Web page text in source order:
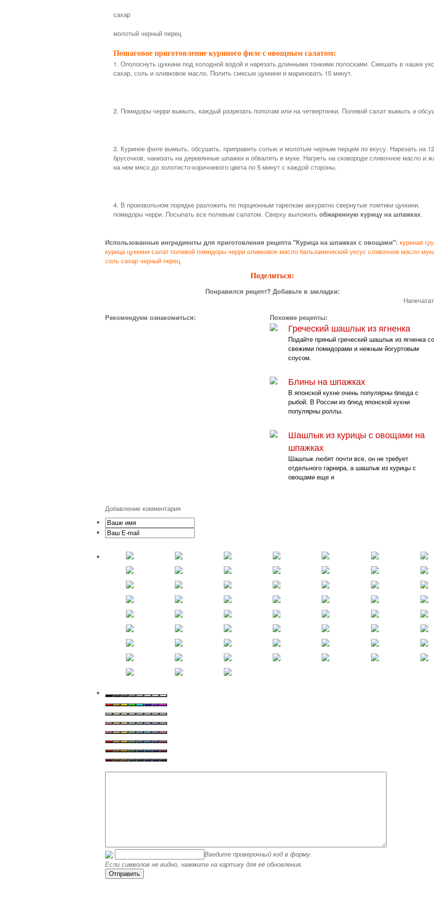
сахар
молотый черный перец
Пошаговое приготовление куриного филе с овощным салатом:
1. Ополоснуть цуккини под холодной водой и нарезать длинными тонкими полосками. Смешать в чашке
сахар, соль и оливковое масло. Полить смесью цуккини и мариновать 15 минут.
2. Помидоры черри вымыть, каждый разрезать пополам или на четвертинки. Полевой салат вымыть и
3. Куриное филе вымыть, обсушить, приправить солью и молотым черным перцем по вкусу. Нарезать на 12
брусочков, нанизать на деревянные шпажки и обвалять в муке. Нагреть на сковороде сливочное масло и
на нем мясо до золотисто-коричневого цвета по 5 минут с каждой стороны.
4. В произвольном порядке разложить по порционным тарелкам аккуратно свернутые ломтики цуккини,
помидоры черри. Посыпать все полевым салатом. Сверху выложить обжаренную курицу на шпажках.
Использованные ингредиенты для приготовления рецепта "Курица на шпажках с овощами": куриная
курица цуккини салат полевой помидоры черри оливковое масло бальзамический уксус сливочное масло
соль сахар черный перец
Поделиться:
Понравился рецепт? Добавьте в закладки:
Рекомендуем ознакомиться:
Похожие рецепты:
Греческий шашлык из ягненка
Подайте пряный греческий шашлык из ягненка со
свежими помидорами и нежным йогуртовым
соусом.
Блины на шпажках
В японской кухне очень популярны блюда с
рыбой. В России из блюд японской кухни
популярны роллы.
Шашлык из курицы с овощами на
шпажках
Шашлык любят почти все, он не требует
отдельного гарнира, а шашлык из курицы с
овощами еще и
Добавление комментария
Введите проверочный код в форму.
Если символов не видно, нажмите на картику для её обновления.